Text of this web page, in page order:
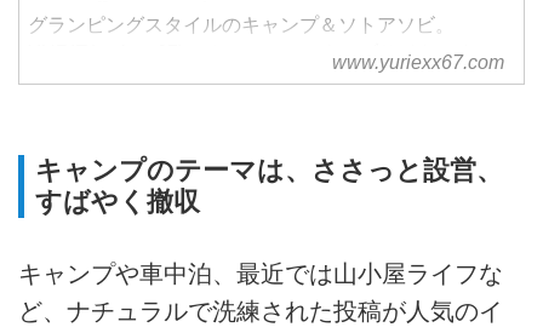
グランピングスタイルのキャンプ＆ソトアソビ。
YURIE(yuriexx67)のオフィシャルウェブサイトです。
www.yuriexx67.com
キャンプのテーマは、ささっと設営、
すばやく撤収
キャンプや車中泊、最近では山小屋ライフな
ど、ナチュラルで洗練された投稿が人気のイ